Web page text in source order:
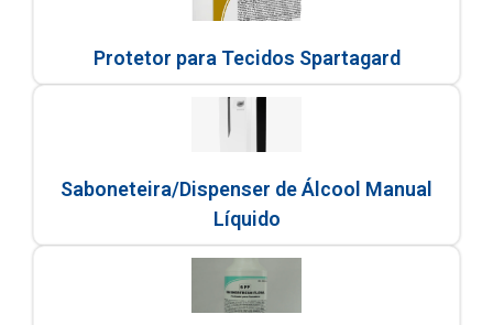
Protetor para Tecidos Spartagard
Saboneteira/Dispenser de Álcool Manual
Líquido